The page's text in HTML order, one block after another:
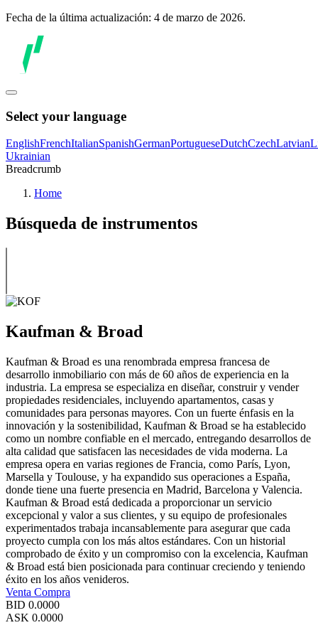
Fecha de la última actualización: 4 de marzo de 2026.
Select your language
EnglishFrenchItalianSpanishGermanPortugueseDutchCzechLatvian
Ukrainian
Breadcrumb
Home
Búsqueda de instrumentos
Kaufman & Broad
Kaufman & Broad es una renombrada empresa francesa de
desarrollo inmobiliario con más de 60 años de experiencia en la
industria. La empresa se especializa en diseñar, construir y vender
propiedades residenciales, incluyendo apartamentos, casas y
comunidades para personas mayores. Con un fuerte énfasis en la
innovación y la sostenibilidad, Kaufman & Broad se ha establecido
como un nombre confiable en el mercado, entregando desarrollos de
alta calidad que satisfacen las necesidades de vida moderna. La
empresa opera en varias regiones de Francia, como París, Lyon,
Marsella y Toulouse, y ha expandido sus operaciones a España,
donde tiene una fuerte presencia en Madrid, Barcelona y Valencia.
Kaufman & Broad está dedicada a proporcionar un servicio
excepcional y valor a sus clientes, y su equipo de profesionales
experimentados trabaja incansablemente para asegurar que cada
proyecto cumpla con los más altos estándares. Con un historial
comprobado de éxito y un compromiso con la excelencia, Kaufman
& Broad está bien posicionada para continuar creciendo y teniendo
éxito en los años venideros.
Venta Compra
BID 0.0000
ASK 0.0000